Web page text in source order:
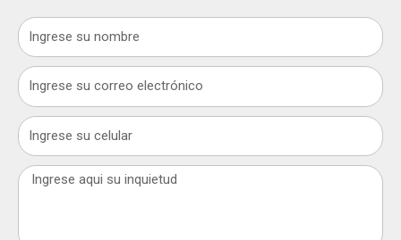
Name
Email
Celular
Message